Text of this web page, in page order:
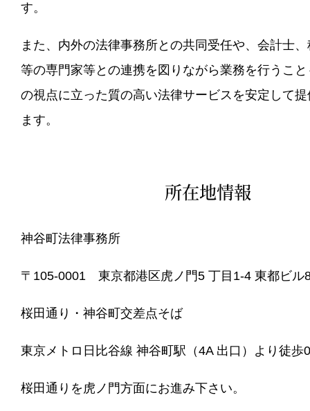
す。
また、内外の法律事務所との共同受任や、会計士
等の専門家等との連携を図りながら業務を行うこ
の視点に立った質の高い法律サービスを安定して
ます。
所在地情報
神谷町法律事務所
〒105-0001 東京都港区虎ノ門5 丁目1-4 東都ビル
桜田通り・神谷町交差点そば
東京メトロ日比谷線 神谷町駅（4A 出口）より徒歩
桜田通りを虎ノ門方面にお進み下さい。